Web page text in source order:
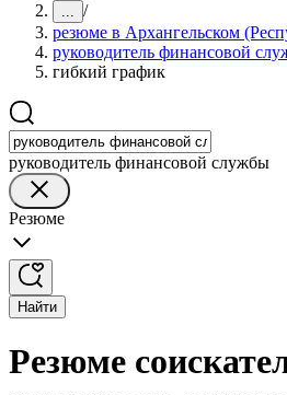
... /
резюме в Архангельском
руководитель финансовой
гибкий график
руководитель финансовой службы
Резюме
Найти
Резюме